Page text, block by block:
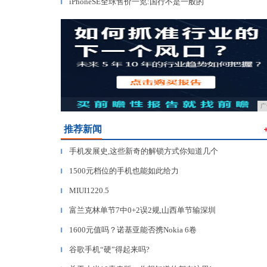
▎
推荐新闻
▎ 手机发展史,这些新奇的解锁方式你知道几个
▎ 1500元档位的手机也能如此给力
▎ MIUI1220.5
▎ 富兰克林单节7中0+2误2规,山西单节输深圳
▎ 1600元值吗？诺基亚能否携Nokia 6卷
▎ 谷歌手机“硬”得起来吗?